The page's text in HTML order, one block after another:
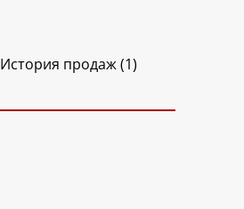
История продаж (1)